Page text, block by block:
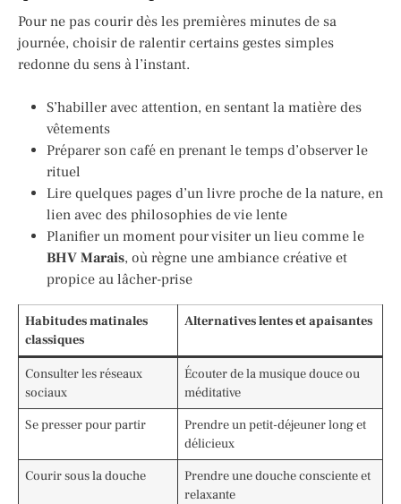
Pour ne pas courir dès les premières minutes de sa
journée, choisir de ralentir certains gestes simples
redonne du sens à l’instant.
S’habiller avec attention, en sentant la matière des
vêtements
Préparer son café en prenant le temps d’observer le
rituel
Lire quelques pages d’un livre proche de la nature, en
lien avec des philosophies de vie lente
Planifier un moment pour visiter un lieu comme le
BHV Marais, où règne une ambiance créative et
propice au lâcher-prise
Habitudes matinales
classiques
Alternatives lentes et apaisantes
Consulter les réseaux
sociaux
Écouter de la musique douce ou
méditative
Se presser pour partir
Prendre un petit-déjeuner long et
délicieux
Courir sous la douche
Prendre une douche consciente et
relaxante